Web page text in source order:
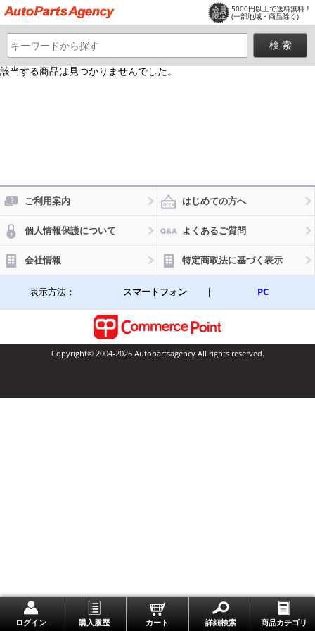
会員
限定
5000円以上で送料無料！
(一部地域・商品除く)
ログイン 購入履歴 カート 詳細検索 商品カテゴリ
該当する商品は見つかりませんでした。
ご利用案内 はじめての方へ
個人情報保護について よくあるご質問
会社情報 特定商取法に基づく表示
表示方法： スマートフォン | PC
Copyright© 2004-2026 Autopartsagency All rights reserved.
一番上に戻る